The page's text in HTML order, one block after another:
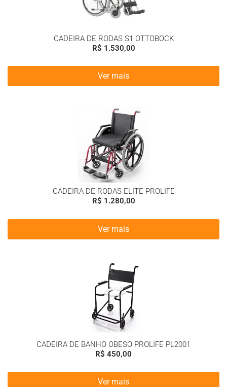
CADEIRA DE RODAS S1 OTTOBOCK
R$ 1.530,00
Ver mais
CADEIRA DE RODAS ELITE PROLIFE
R$ 1.280,00
Ver mais
CADEIRA DE BANHO OBESO PROLIFE PL2001
R$ 450,00
Ver mais